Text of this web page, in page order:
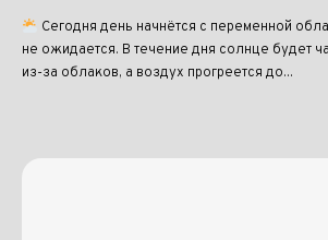
Сегодня день начнётся с переменной
не ожидается. В течение дня солнце будет
из-за облаков, а воздух прогреется до...